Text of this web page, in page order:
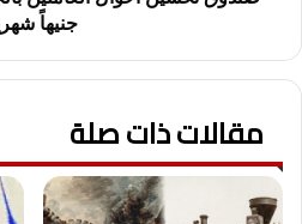
جنيهاً
مقالات ذات صلة